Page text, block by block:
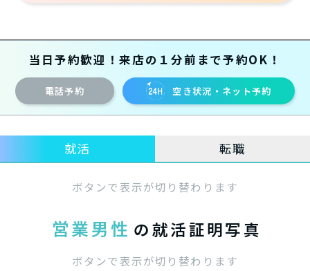
当日予約歓迎！来店の１分前まで予約OK！
電話予約 空き状況・ネット予約
就活 転職
ボタンで表示が切り替わります
営業男性 の就活証明写真
ボタンで表示が切り替わります